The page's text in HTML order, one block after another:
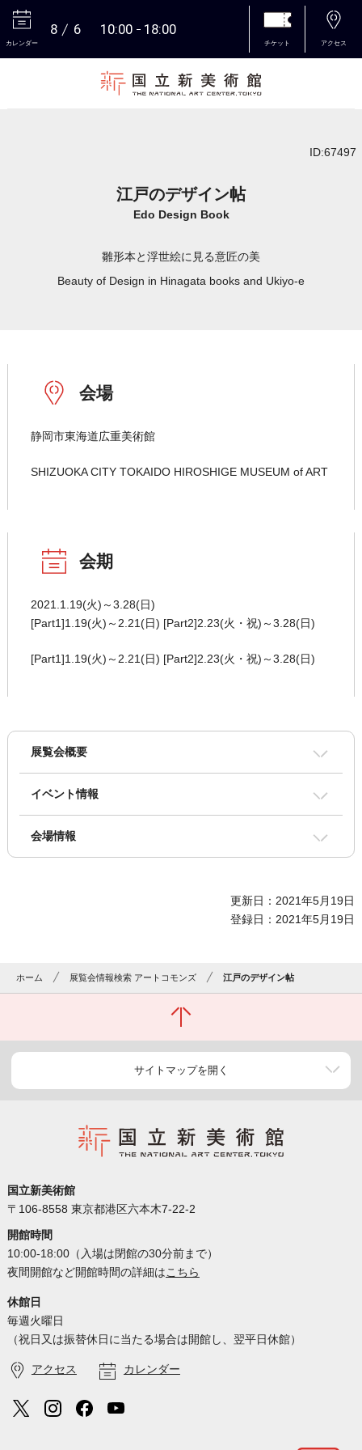
カレンダー
8 6 10:00 18:00
チケット アクセス
ID:67497
江戸のデザイン帖
Edo Design Book
雛形本と浮世絵に見る意匠の美
Beauty of Design in Hinagata books and Ukiyo-e
会場
静岡市東海道広重美術館
SHIZUOKA CITY TOKAIDO HIROSHIGE MUSEUM of ART
会期
2021.1.19(火)～3.28(日)
[Part1]1.19(火)～2.21(日) [Part2]2.23(火・祝)～3.28(日)
[Part1]1.19(火)～2.21(日) [Part2]2.23(火・祝)～3.28(日)
展覧会概要
イベント情報
会場情報
更新日：2021年5月19日
登録日：2021年5月19日
ホーム 展覧会情報検索 アートコモンズ 江戸のデザイン帖
サイトマップを開く
国立新美術館
〒106-8558 東京都港区六本木7-22-2
開館時間
10:00-18:00（入場は閉館の30分前まで）
夜間開館など開館時間の詳細はこちら
休館日
毎週火曜日
（祝日又は振替休日に当たる場合は開館し、翌平日休館）
アクセス カレンダー